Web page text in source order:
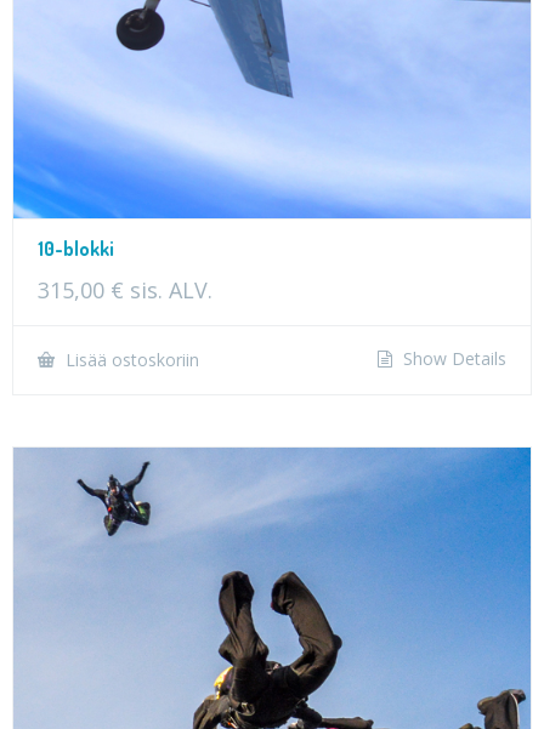
10-blokki
315,00 € sis. ALV.
Lisää ostoskoriin Show Details